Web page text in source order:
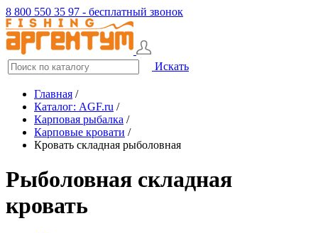
8 800 550 35 97 - бесплатный звонок
Искать
Главная /
Каталог: AGF.ru /
Карповая рыбалка /
Карповые кровати /
Кровать складная рыболовная
Рыболовная складная
кровать